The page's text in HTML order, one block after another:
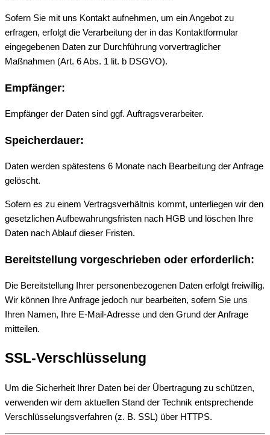
Sofern Sie mit uns Kontakt aufnehmen, um ein Angebot zu
erfragen, erfolgt die Verarbeitung der in das Kontaktformular
eingegebenen Daten zur Durchführung vorvertraglicher
Maßnahmen (Art. 6 Abs. 1 lit. b DSGVO).
Empfänger:
Empfänger der Daten sind ggf. Auftragsverarbeiter.
Speicherdauer:
Daten werden spätestens 6 Monate nach Bearbeitung der Anfrage
gelöscht.
Sofern es zu einem Vertragsverhältnis kommt, unterliegen wir den
gesetzlichen Aufbewahrungsfristen nach HGB und löschen Ihre
Daten nach Ablauf dieser Fristen.
Bereitstellung vorgeschrieben oder erforderlich:
Die Bereitstellung Ihrer personenbezogenen Daten erfolgt freiwillig.
Wir können Ihre Anfrage jedoch nur bearbeiten, sofern Sie uns
Ihren Namen, Ihre E-Mail-Adresse und den Grund der Anfrage
mitteilen.
SSL-Verschlüsselung
Um die Sicherheit Ihrer Daten bei der Übertragung zu schützen,
verwenden wir dem aktuellen Stand der Technik entsprechende
Verschlüsselungsverfahren (z. B. SSL) über HTTPS.